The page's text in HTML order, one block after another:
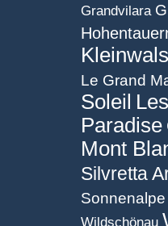
Grandvilara
Le Grand
Soleil
Paradise
Mont
Silvretta
Wildschönau